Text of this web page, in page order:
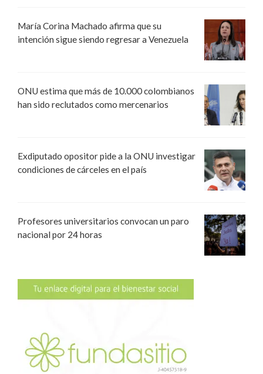
María Corina Machado afirma que su
intención sigue siendo regresar a Venezuela
ONU estima que más de 10.000 colombianos
han sido reclutados como mercenarios
Exdiputado opositor pide a la ONU investigar
condiciones de cárceles en el país
Profesores universitarios convocan un paro
nacional por 24 horas